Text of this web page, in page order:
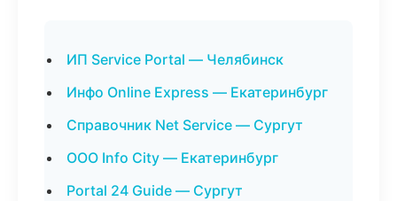
ИП Service Portal — Челябинск
Инфо Online Express — Екатеринбург
Справочник Net Service — Сургут
ООО Info City — Екатеринбург
Portal 24 Guide — Сургут